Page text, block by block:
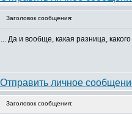
Заголовок сообщения:
Да и вообще, какая разница,
Заголовок сообщения: